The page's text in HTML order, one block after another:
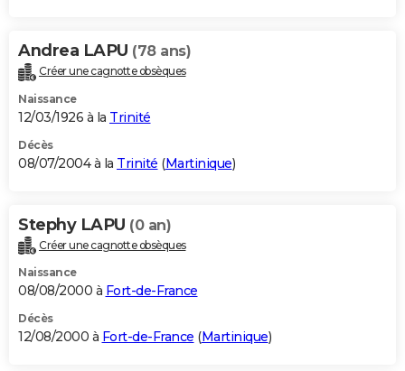
Andrea LAPU (78 ans)
Créer une cagnotte obsèques
Naissance
12/03/1926 à la Trinité
Décès
08/07/2004 à la Trinité (Martinique)
Stephy LAPU (0 an)
Créer une cagnotte obsèques
Naissance
08/08/2000 à Fort-de-France
Décès
12/08/2000 à Fort-de-France (Martinique)